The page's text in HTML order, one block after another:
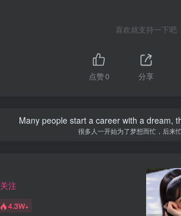
喜欢就支持一下吧
点赞0 分享
Many people start a career with a dream,
很多人一开始为了梦想而忙，后来
关注
4.3W+